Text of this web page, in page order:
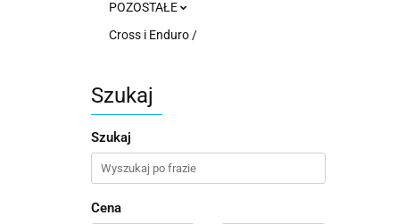
POZOSTAŁE
Cross i Enduro /
Szukaj
Szukaj
Cena